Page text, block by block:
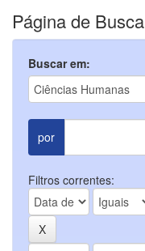
Página de Busca
Buscar em:
por
Filtros correntes: